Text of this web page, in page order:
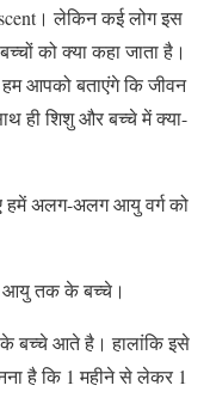
लेकिन कई लोग इस
को क्या कहा जाता है।
आपको बताएंगे कि जीवन
ही शिशु और बच्चे में क्या-
हमें अलग-अलग आयु वर्ग को
आयु तक के बच्चे।
बच्चे आते है। हालांकि इसे
है कि 1 महीने से लेकर 1